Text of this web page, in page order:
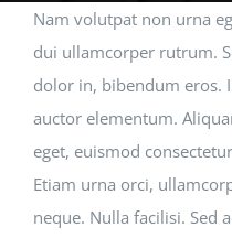
SEARCH
FOR:
Nam volutpat non urna
dui ullamcorper rutrum.
dolor in, bibendum eros.
auctor elementum.
eget, euismod
Etiam urna orci,
neque. Nulla facilisi. Sed